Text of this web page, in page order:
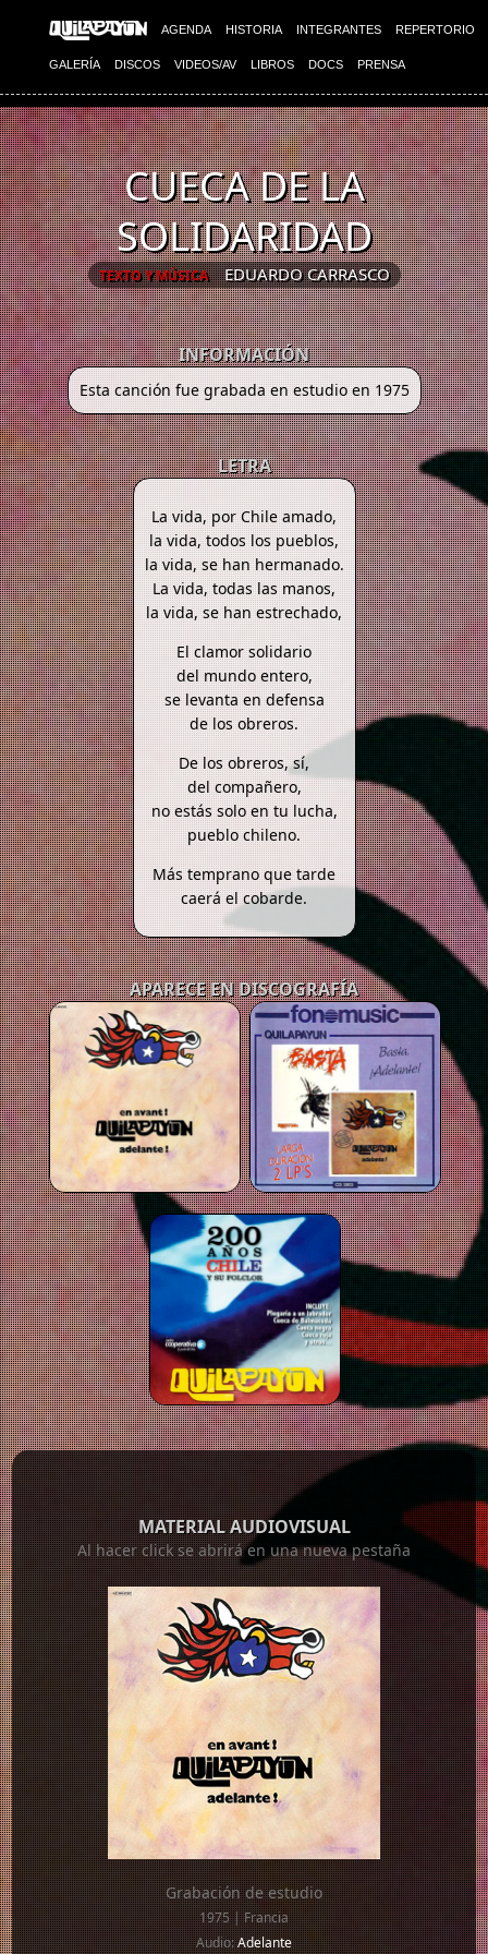
AGENDA HISTORIA INTEGRANTES REPERTORIO
GALERÍA DISCOS VIDEOS/AV LIBROS DOCS PRENSA
CUECA DE LA
SOLIDARIDAD
TEXTO Y MÚSICA EDUARDO CARRASCO
INFORMACIÓN
Esta canción fue grabada en estudio en 1975
LETRA
La vida, por Chile amado,
la vida, todos los pueblos,
la vida, se han hermanado.
La vida, todas las manos,
la vida, se han estrechado,
El clamor solidario
del mundo entero,
se levanta en defensa
de los obreros.
De los obreros, sí,
del compañero,
no estás solo en tu lucha,
pueblo chileno.
Más temprano que tarde
caerá el cobarde.
APARECE EN DISCOGRAFÍA
MATERIAL AUDIOVISUAL
Al hacer click se abrirá en una nueva pestaña
Grabación de estudio
1975 | Francia
Audio:Adelante